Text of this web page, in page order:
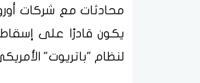
محادثات مع شركات
يكون قادرًا على إسقاط
لنظام "باتريوت"